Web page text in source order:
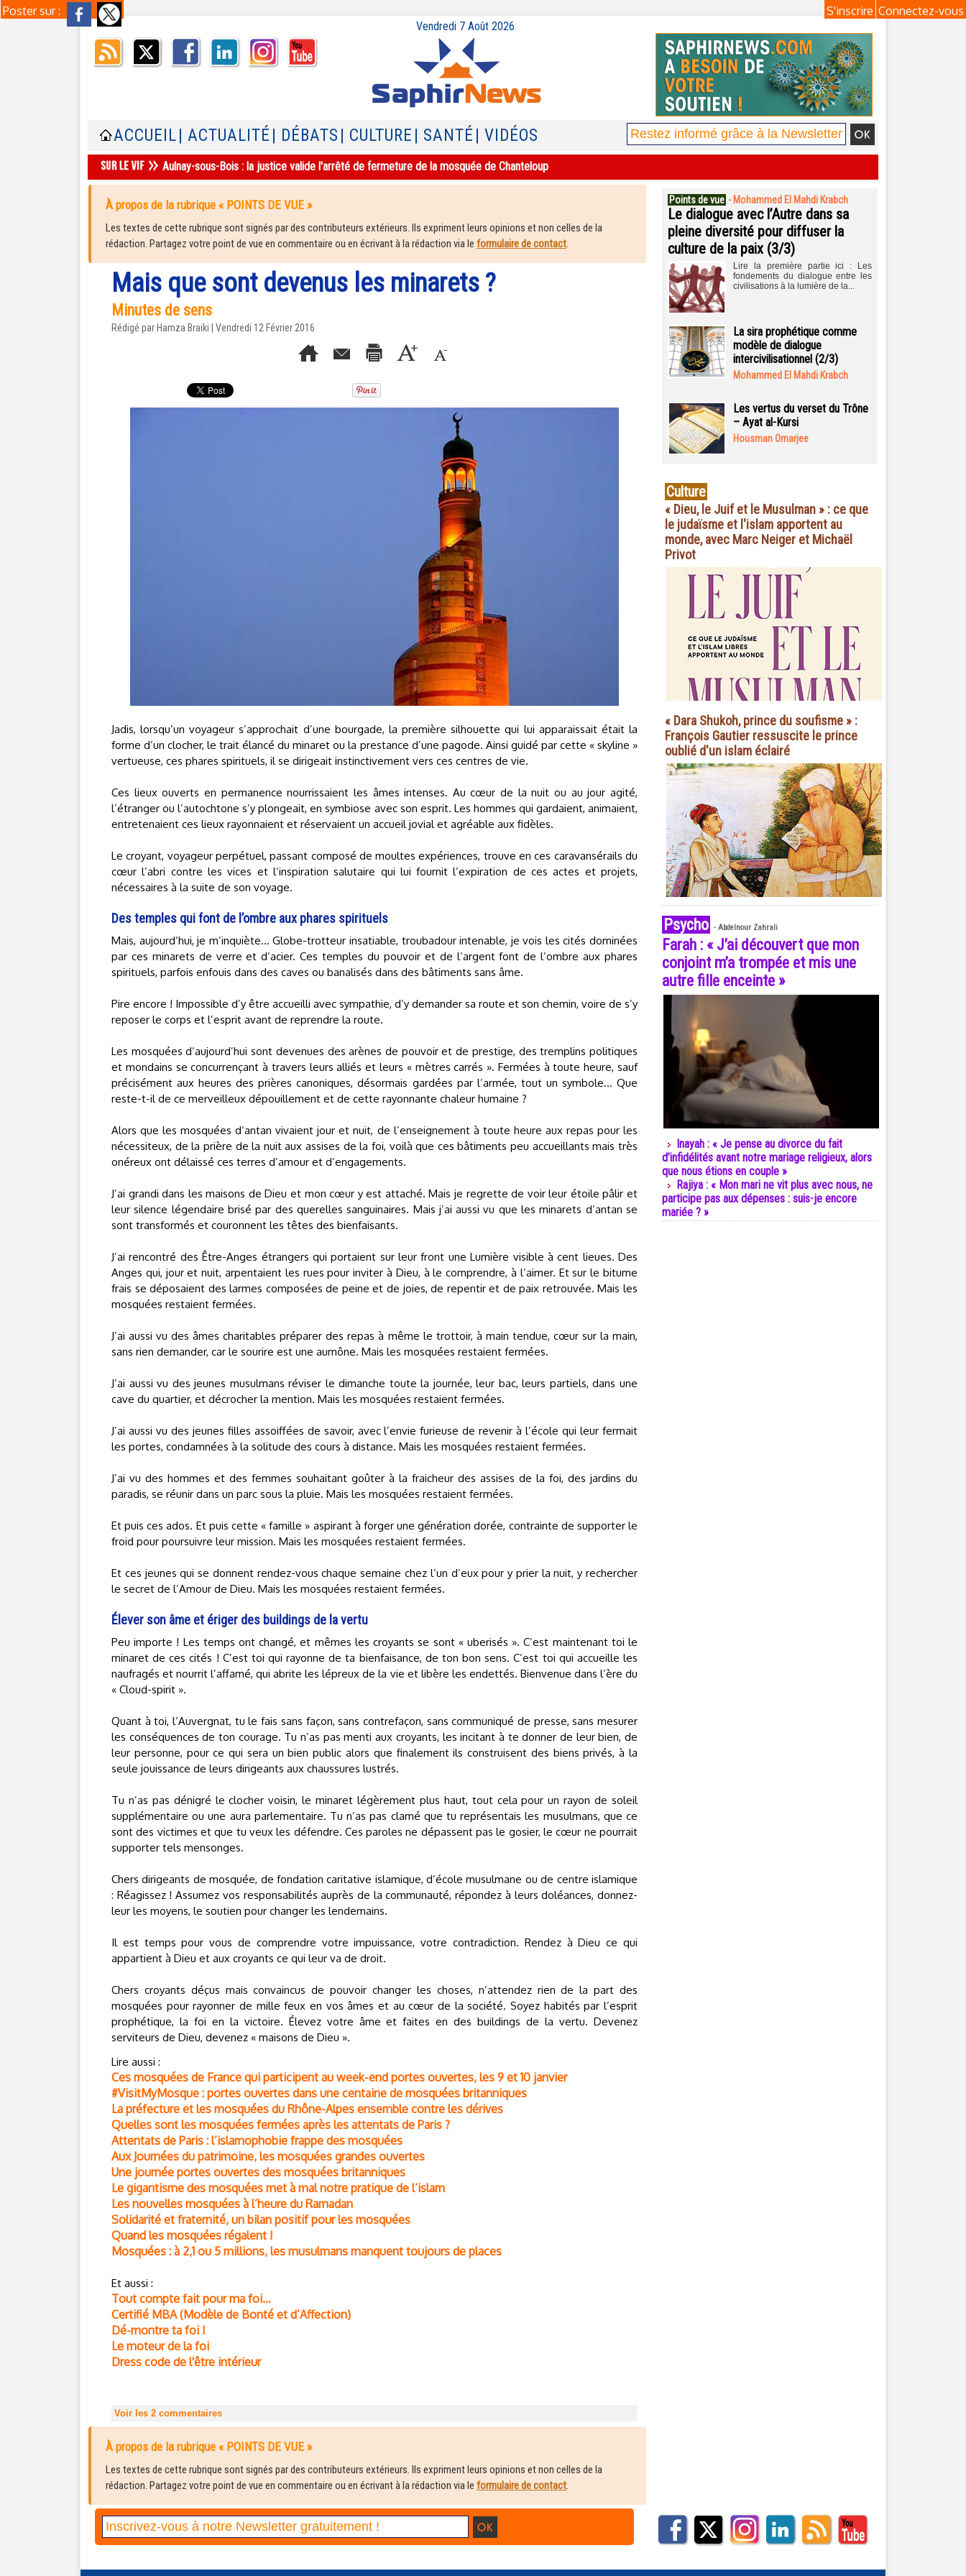
Poster sur : Connectez-vous
S'inscrire
Vendredi 7 Août 2026
ACCUEIL | ACTUALITÉ | DÉBATS | CULTURE | SANTÉ | VIDÉOS
Aulnay-sous-Bois : la justice valide l'arrêté de fermeture de la mosquée de Chanteloup
À propos de la rubrique « POINTS DE VUE »
Les textes de cette rubrique sont signés par des contributeurs extérieurs. Ils expriment leurs opinions et non celles de la
rédaction. Partagez votre point de vue en commentaire ou en écrivant à la rédaction via le formulaire de contact.
Mais que sont devenus les minarets ?
Minutes de sens
Rédigé par Hamza Braiki | Vendredi 12 Février 2016
Jadis, lorsqu’un voyageur s’approchait d’une bourgade, la première silhouette qui lui apparaissait était la
forme d’un clocher, le trait élancé du minaret ou la prestance d’une pagode. Ainsi guidé par cette « skyline »
vertueuse, ces phares spirituels, il se dirigeait instinctivement vers ces centres de vie.
Ces lieux ouverts en permanence nourrissaient les âmes intenses. Au cœur de la nuit ou au jour agité,
l’étranger ou l’autochtone s’y plongeait, en symbiose avec son esprit. Les hommes qui gardaient, animaient,
entretenaient ces lieux rayonnaient et réservaient un accueil jovial et agréable aux fidèles.
Le croyant, voyageur perpétuel, passant composé de moultes expériences, trouve en ces caravansérails du
cœur l’abri contre les vices et l’inspiration salutaire qui lui fournit l’expiration de ces actes et projets,
nécessaires à la suite de son voyage.
Des temples qui font de l’ombre aux phares spirituels
Mais, aujourd’hui, je m’inquiète… Globe-trotteur insatiable, troubadour intenable, je vois les cités dominées
par ces minarets de verre et d’acier. Ces temples du pouvoir et de l’argent font de l’ombre aux phares
spirituels, parfois enfouis dans des caves ou banalisés dans des bâtiments sans âme.
Pire encore ! Impossible d’y être accueilli avec sympathie, d’y demander sa route et son chemin, voire de s’y
reposer le corps et l’esprit avant de reprendre la route.
Les mosquées d’aujourd’hui sont devenues des arènes de pouvoir et de prestige, des tremplins politiques
et mondains se concurrençant à travers leurs alliés et leurs « mètres carrés ». Fermées à toute heure, sauf
précisément aux heures des prières canoniques, désormais gardées par l’armée, tout un symbole… Que
reste-t-il de ce merveilleux dépouillement et de cette rayonnante chaleur humaine ?
Alors que les mosquées d’antan vivaient jour et nuit, de l’enseignement à toute heure aux repas pour les
nécessiteux, de la prière de la nuit aux assises de la foi, voilà que ces bâtiments peu accueillants mais très
onéreux ont délaissé ces terres d’amour et d’engagements.
J’ai grandi dans les maisons de Dieu et mon cœur y est attaché. Mais je regrette de voir leur étoile pâlir et
leur silence légendaire brisé par des querelles sanguinaires. Mais j’ai aussi vu que les minarets d’antan se
sont transformés et couronnent les têtes des bienfaisants.
J’ai rencontré des Être-Anges étrangers qui portaient sur leur front une Lumière visible à cent lieues. Des
Anges qui, jour et nuit, arpentaient les rues pour inviter à Dieu, à le comprendre, à l’aimer. Et sur le bitume
frais se déposaient des larmes composées de peine et de joies, de repentir et de paix retrouvée. Mais les
mosquées restaient fermées.
J’ai aussi vu des âmes charitables préparer des repas à même le trottoir, à main tendue, cœur sur la main,
sans rien demander, car le sourire est une aumône. Mais les mosquées restaient fermées.
J’ai aussi vu des jeunes musulmans réviser le dimanche toute la journée, leur bac, leurs partiels, dans une
cave du quartier, et décrocher la mention. Mais les mosquées restaient fermées.
J’ai aussi vu des jeunes filles assoiffées de savoir, avec l’envie furieuse de revenir à l’école qui leur fermait
les portes, condamnées à la solitude des cours à distance. Mais les mosquées restaient fermées.
J’ai vu des hommes et des femmes souhaitant goûter à la fraicheur des assises de la foi, des jardins du
paradis, se réunir dans un parc sous la pluie. Mais les mosquées restaient fermées.
Et puis ces ados. Et puis cette « famille » aspirant à forger une génération dorée, contrainte de supporter le
froid pour poursuivre leur mission. Mais les mosquées restaient fermées.
Et ces jeunes qui se donnent rendez-vous chaque semaine chez l’un d’eux pour y prier la nuit, y rechercher
le secret de l’Amour de Dieu. Mais les mosquées restaient fermées.
Élever son âme et ériger des buildings de la vertu
Peu importe ! Les temps ont changé, et mêmes les croyants se sont « uberisés ». C’est maintenant toi le
minaret de ces cités ! C’est toi qui rayonne de ta bienfaisance, de ton bon sens. C’est toi qui accueille les
naufragés et nourrit l’affamé, qui abrite les lépreux de la vie et libère les endettés. Bienvenue dans l’ère du
« Cloud-spirit ».
Quant à toi, l’Auvergnat, tu le fais sans façon, sans contrefaçon, sans communiqué de presse, sans mesurer
les conséquences de ton courage. Tu n’as pas menti aux croyants, les incitant à te donner de leur bien, de
leur personne, pour ce qui sera un bien public alors que finalement ils construisent des biens privés, à la
seule jouissance de leurs dirigeants aux chaussures lustrés.
Tu n’as pas dénigré le clocher voisin, le minaret légèrement plus haut, tout cela pour un rayon de soleil
supplémentaire ou une aura parlementaire. Tu n’as pas clamé que tu représentais les musulmans, que ce
sont des victimes et que tu veux les défendre. Ces paroles ne dépassent pas le gosier, le cœur ne pourrait
supporter tels mensonges.
Chers dirigeants de mosquée, de fondation caritative islamique, d’école musulmane ou de centre islamique
: Réagissez ! Assumez vos responsabilités auprès de la communauté, répondez à leurs doléances, donnez-
leur les moyens, le soutien pour changer les lendemains.
Il est temps pour vous de comprendre votre impuissance, votre contradiction. Rendez à Dieu ce qui
appartient à Dieu et aux croyants ce qui leur va de droit.
Chers croyants déçus mais convaincus de pouvoir changer les choses, n’attendez rien de la part des
mosquées pour rayonner de mille feux en vos âmes et au cœur de la société. Soyez habités par l’esprit
prophétique, la foi en la victoire. Élevez votre âme et faites en des buildings de la vertu. Devenez
serviteurs de Dieu, devenez « maisons de Dieu ».
Lire aussi :
Ces mosquées de France qui participent au week-end portes ouvertes, les 9 et 10 janvier
#VisitMyMosque : portes ouvertes dans une centaine de mosquées britanniques
La préfecture et les mosquées du Rhône-Alpes ensemble contre les dérives
Quelles sont les mosquées fermées après les attentats de Paris ?
Attentats de Paris : l’islamophobie frappe des mosquées
Aux Journées du patrimoine, les mosquées grandes ouvertes
Une journée portes ouvertes des mosquées britanniques
Le gigantisme des mosquées met à mal notre pratique de l’islam
Les nouvelles mosquées à l’heure du Ramadan
Solidarité et fraternité, un bilan positif pour les mosquées
Quand les mosquées régalent !
Mosquées : à 2,1 ou 5 millions, les musulmans manquent toujours de places
Et aussi :
Tout compte fait pour ma foi…
Certifié MBA (Modèle de Bonté et d’Affection)
Dé-montre ta foi !
Le moteur de la foi
Dress code de l'être intérieur
Voir les 2 commentaires
À propos de la rubrique « POINTS DE VUE »
Les textes de cette rubrique sont signés par des contributeurs extérieurs. Ils expriment leurs opinions et non celles de la
rédaction. Partagez votre point de vue en commentaire ou en écrivant à la rédaction via le formulaire de contact.
Points de vue - Mohammed El Mahdi Krabch
Le dialogue avec l’Autre dans sa
pleine diversité pour diffuser la
culture de la paix (3/3)
Lire la première partie ici : Les
fondements du dialogue entre les
civilisations à la lumière de la...
La sira prophétique comme
modèle de dialogue
intercivilisationnel (2/3)
Mohammed El Mahdi Krabch
Les vertus du verset du Trône
– Ayat al-Kursi
Housman Omarjee
Culture
« Dieu, le Juif et le Musulman » : ce que
le judaïsme et l'islam apportent au
monde, avec Marc Neiger et Michaël
Privot
« Dara Shukoh, prince du soufisme » :
François Gautier ressuscite le prince
oublié d'un islam éclairé
Psycho - Abdelnour Zahrali
Farah : « J’ai découvert que mon
conjoint m’a trompée et mis une
autre fille enceinte »
Inayah : « Je pense au divorce du fait
d’infidélités avant notre mariage religieux, alors
que nous étions en couple »
Rajiya : « Mon mari ne vit plus avec nous, ne
participe pas aux dépenses : suis-je encore
mariée ? »